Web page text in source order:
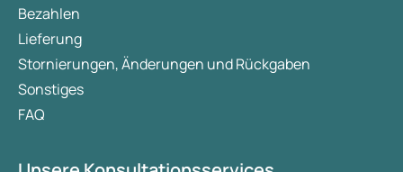
Bezahlen
Lieferung
Stornierungen, Änderungen und Rückgaben
Sonstiges
FAQ